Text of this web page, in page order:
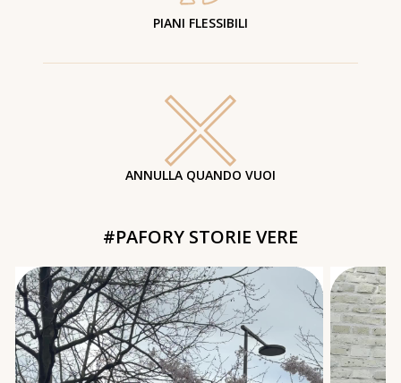
PIANI FLESSIBILI
ANNULLA QUANDO VUOI
#PAFORY STORIE VERE